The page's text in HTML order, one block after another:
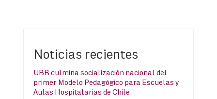
Noticias recientes
UBB culmina socialización nacional del
primer Modelo Pedagógico para Escuelas y
Aulas Hospitalarias de Chile